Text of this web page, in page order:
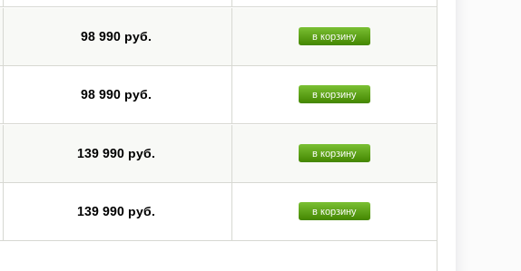
98 990 руб. в корзину
98 990 руб. в корзину
139 990 руб. в корзину
139 990 руб. в корзину